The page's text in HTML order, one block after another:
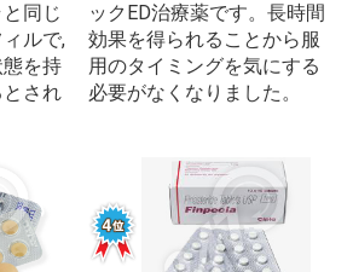
同じ
ルで,
を持
され
ックED治療薬です。長時間
効果を得られることから服
用のタイミングを気にする
必要がなくなりました。